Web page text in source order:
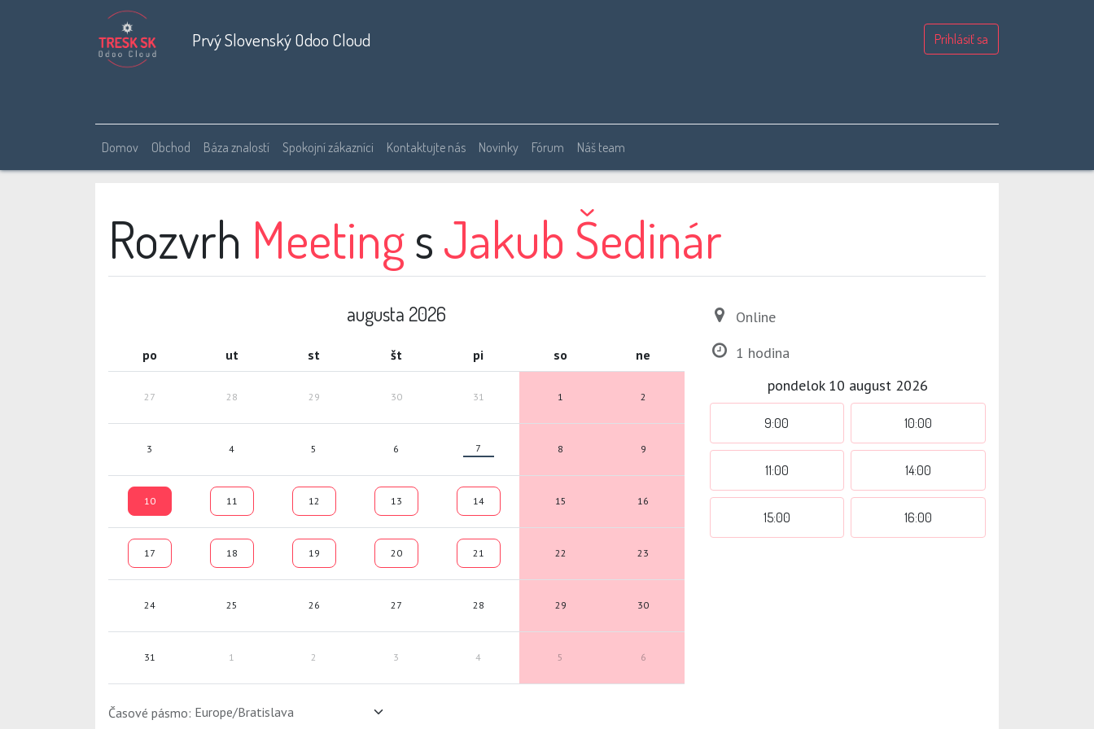
Prvý Slovenský Odoo Cloud Prihlásiť sa
Domov Obchod Báza znalostí Spokojní zákazníci Kontaktujte nás Novinky Fórum Náš team
Rozvrh MeetingsJakub Šedinár
augusta 2026
po ut st št pi so ne
27 28 29 30 31 1 2
3 4 5 6 7 8 9
10 11 12 13 14 15 16
17 18 19 20 21 22 23
24 25 26 27 28 29 30
31 1 2 3 4 5 6
Časové pásmo:
Online
1 hodina
pondelok 10 august 2026
9:00 10:00
11:00 14:00
15:00 16:00